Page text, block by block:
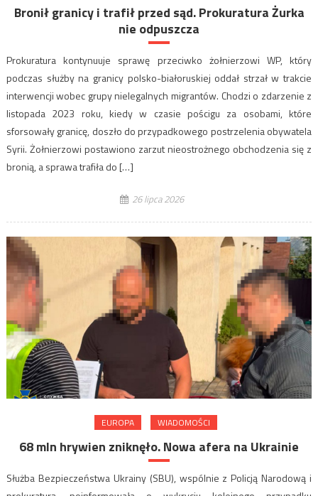
Bronił granicy i trafił przed sąd. Prokuratura Żurka
nie odpuszcza
Prokuratura kontynuuje sprawę przeciwko żołnierzowi WP, który
podczas służby na granicy polsko-białoruskiej oddał strzał w trakcie
interwencji wobec grupy nielegalnych migrantów. Chodzi o zdarzenie z
listopada 2023 roku, kiedy w czasie pościgu za osobami, które
sforsowały granicę, doszło do przypadkowego postrzelenia obywatela
Syrii. Żołnierzowi postawiono zarzut nieostrożnego obchodzenia się z
bronią, a sprawa trafiła do […]
26 lipca 2026
EUROPA WIADOMOŚCI
68 mln hrywien zniknęło. Nowa afera na Ukrainie
Służba Bezpieczeństwa Ukrainy (SBU), wspólnie z Policją Narodową i